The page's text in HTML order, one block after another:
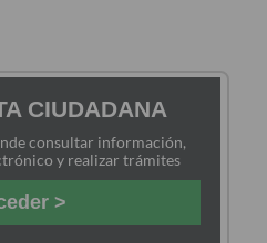
CIUDADANA
consultar información,
y realizar trámites
>